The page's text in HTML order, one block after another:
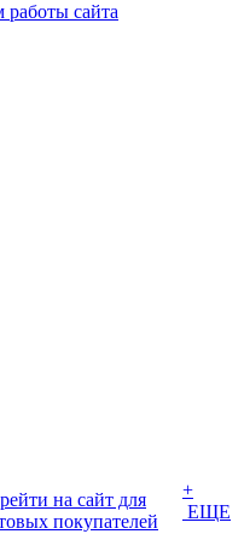
сайта
на сайт для
покупателей
+
ЕЩЕ